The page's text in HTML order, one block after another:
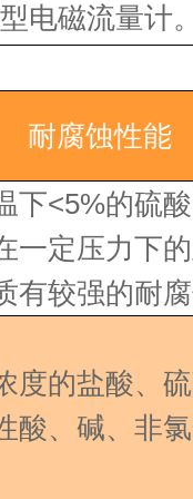
电磁流量计
耐腐蚀性能
下<5%的硫
一定压力下
有较强的耐
度的盐酸、
酸、碱、